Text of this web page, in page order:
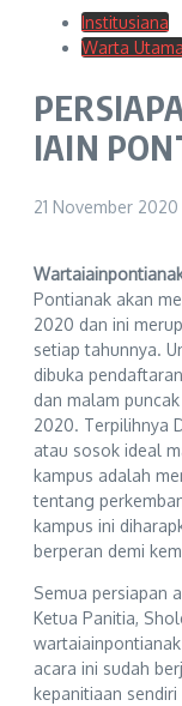
Institusiana
Warta Utama
IAIN
21 November 2020
Pontianak akan
2020 dan ini
setiap tahunnya.
dibuka
dan malam
2020. Terpilihnya
atau sosok ideal
kampus adalah
tentang
kampus ini
berperan demi
Semua persiapan
Ketua Panitia,
acara ini sudah
kepanitiaan